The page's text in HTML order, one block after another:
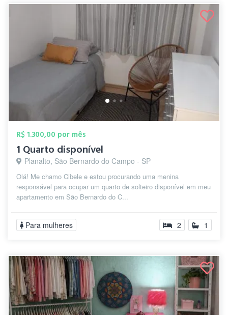
R$ 1.300,00 por mês
1 Quarto disponível
Planalto, São Bernardo do Campo - SP
Olá! Me chamo Cibele e estou procurando uma menina
responsável para ocupar um quarto de solteiro disponível em meu
apartamento em São Bernardo do C...
Para mulheres 2 1